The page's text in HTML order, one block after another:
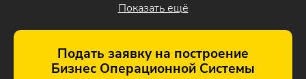
Показать ещё
Подать заявку на построение
Бизнес Операционной Системы